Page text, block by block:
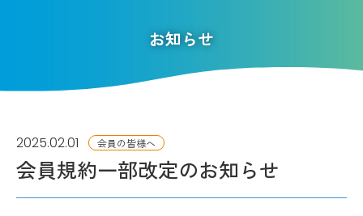
お知らせ
2025.02.01 会員の皆様へ
会員規約一部改定のお知らせ